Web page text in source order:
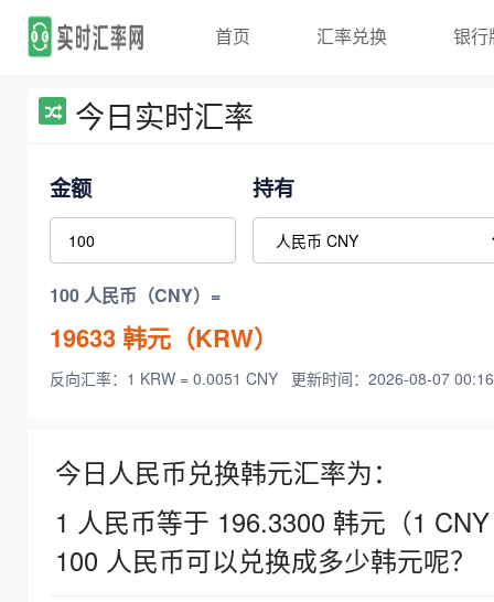
首页 汇率兑换 银行
今日实时汇率
金额 持有
100 人民币（CNY）=
19633韩元（KRW）
反向汇率：1 KRW = 0.0051 CNY 更新时间：2026-08-07
今日人民币兑换韩元汇率为：
1 人民币等于 196.3300 韩元（1
100 人民币可以兑换成多少韩元呢？